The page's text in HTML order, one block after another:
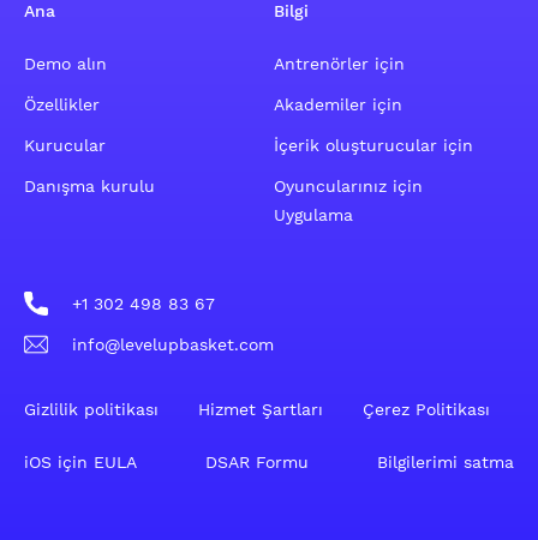
Ana
Demo alın
Özellikler
Kurucular
Danışma kurulu
Bilgi
Antrenörler için
Akademiler için
İçerik oluşturucular için
Oyuncularınız için
Uygulama
+1 302 498 83 67
info@levelupbasket.com
Gizlilik politikası Hizmet Şartları Çerez Politikası
iOS için EULA DSAR Formu Bilgilerimi satma